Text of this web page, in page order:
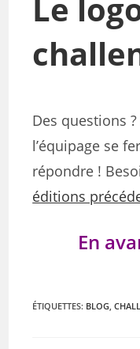
Le
Des questions
l’équipage se
répondre !
éditions
En
ÉTIQUETTES: BLOG,